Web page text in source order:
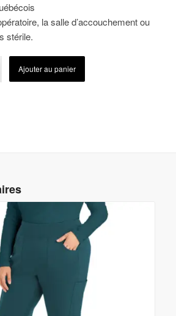
la salle d’accouchement ou
stérile.
Ajouter au panier